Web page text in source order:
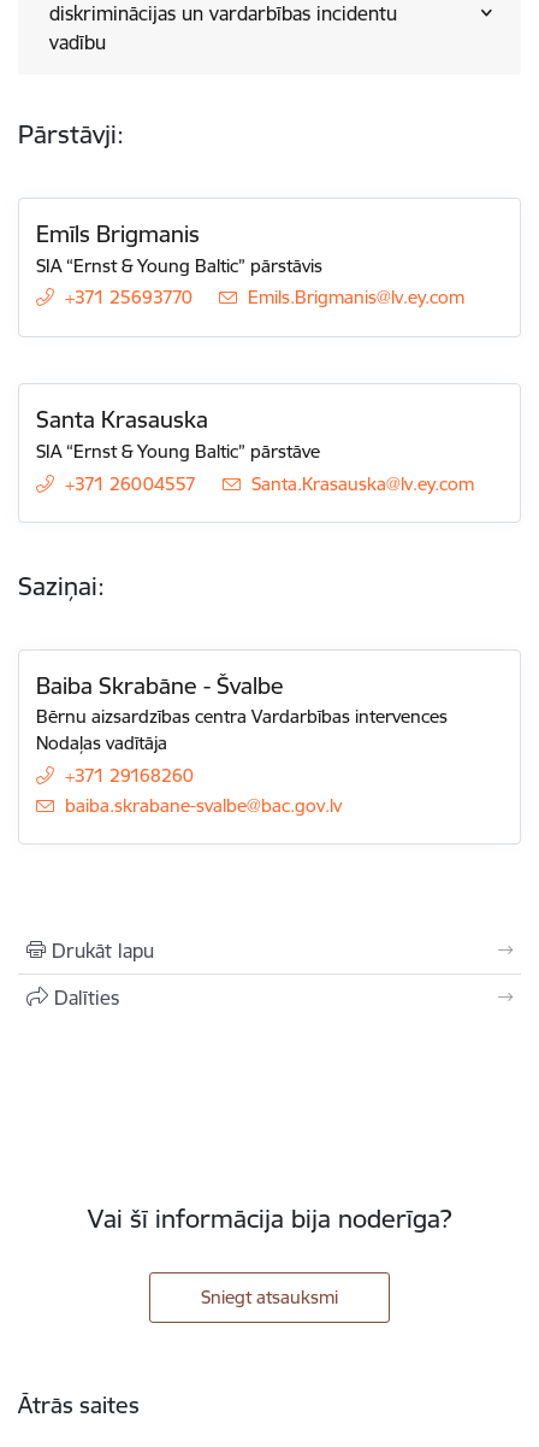
diskriminācijas un vardarbības incidentu
vadību
Pārstāvji:
Emīls Brigmanis
SIA “Ernst & Young Baltic” pārstāvis
+371 25693770
E-pasts:
Emils.Brigmanis@lv.ey.com
Santa Krasauska
SIA “Ernst & Young Baltic” pārstāve
+371 26004557
E-pasts:
Santa.Krasauska@lv.ey.com
Saziņai:
Baiba Skrabāne - Švalbe
Bērnu aizsardzības centra Vardarbības intervences
Nodaļas vadītāja
+371 29168260
E-pasts:
baiba.skrabane-svalbe@bac.gov.lv
Drukāt lapu
Dalīties
Vai šī informācija bija noderīga?
Sniegt atsauksmi
Ātrās saites